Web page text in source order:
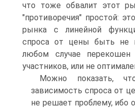
что тоже обвалит этот
"противоречия" простой:
рынка с линейной
спроса от цены быть не
любом случае
участников, или не
Можно показать,
зависимость спроса от
не решает проблему, ибо